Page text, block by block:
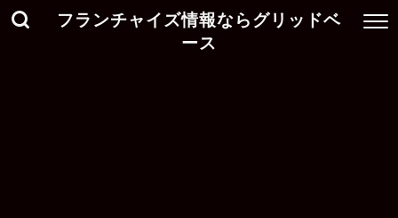
フランチャイズ情報ならグリッドベ
ース